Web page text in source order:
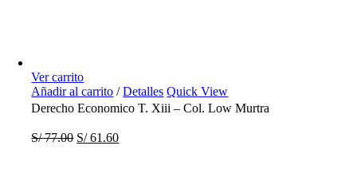
Ver carrito
Añadir al carrito / Detalles Quick View
Derecho Economico T. Xiii – Col. Low Murtra
S/77.00 S/61.60